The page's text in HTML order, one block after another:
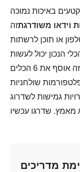
באיכות נמוכה
וידאו משודרגתזה
או תוכן לרשתות
הנכון יכול לעשות
הבדל עצום בכל התהליך. לכן, מדריך זה אוסף את 6 הכלים
שולחניות
גמישות לשדרוג
מדריכים